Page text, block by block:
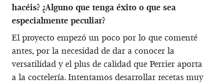
hacéis? ¿Alguno que tenga éxito o que sea
especialmente peculiar?
El proyecto empezó un poco por lo que comenté
antes, por la necesidad de dar a conocer la
versatilidad y el plus de calidad que Perrier aporta
a la coctelería. Intentamos desarrollar recetas muy